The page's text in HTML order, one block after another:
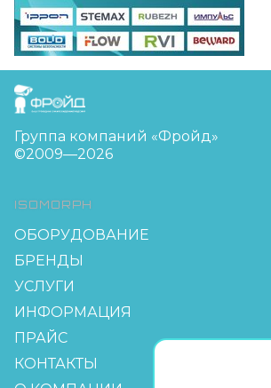
FreudGroup
Группа компаний «Фройд»
©2009—2026
ISOMORPH
ОБОРУДОВАНИЕ
БРЕНДЫ
УСЛУГИ
ИНФОРМАЦИЯ
ПРАЙС
КОНТАКТЫ